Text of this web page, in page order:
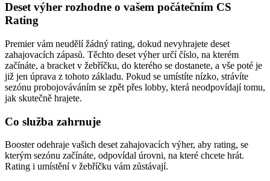
Deset výher rozhodne o vašem počátečním CS
Rating
Premier vám neudělí žádný rating, dokud nevyhrajete deset
zahajovacích zápasů. Těchto deset výher určí číslo, na kterém
začínáte, a bracket v žebříčku, do kterého se dostanete, a vše poté je
již jen úprava z tohoto základu. Pokud se umístíte nízko, strávíte
sezónu probojováváním se zpět přes lobby, která neodpovídají tomu,
jak skutečně hrajete.
Co služba zahrnuje
Booster odehraje vašich deset zahajovacích výher, aby rating, se
kterým sezónu začínáte, odpovídal úrovni, na které chcete hrát.
Rating i umístění v žebříčku vám zůstávají.